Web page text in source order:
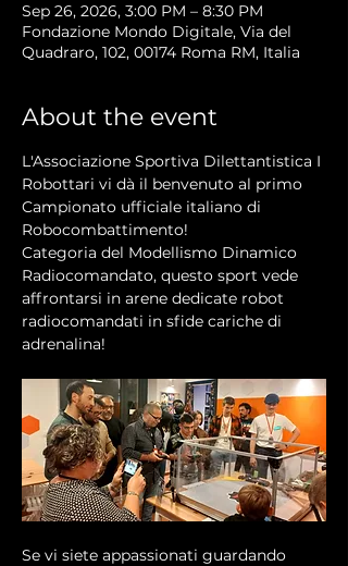
Sep 26, 2026, 3:00 PM – 8:30 PM
Fondazione Mondo Digitale, Via del
Quadraro, 102, 00174 Roma RM, Italia
About the event
L'Associazione Sportiva Dilettantistica I
Robottari vi dà il benvenuto al primo
Campionato ufficiale italiano di
Robocombattimento!
Categoria del Modellismo Dinamico
Radiocomandato, questo sport vede
affrontarsi in arene dedicate robot
radiocomandati in sfide cariche di
adrenalina!
Se vi siete appassionati guardando